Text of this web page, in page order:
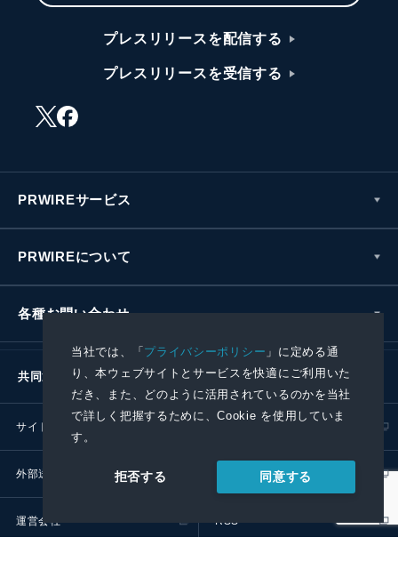
当社では、「プライバシーポリシー 」に定める通
り、本ウェブサイトとサービスを快適にご利用いた
だき、また、どのように活用されているのかを当社
で詳しく把握するために、Cookie を使用していま
す。
拒否する 同意する
プレスリリースを配信する
プレスリリースを受信する
PRWIREサービス
PRWIREについて
各種お問い合わせ
共同通信社グループ
サイトポリシー
外部送信ポリシー プレスリリース取扱基準
運営会社 RSS